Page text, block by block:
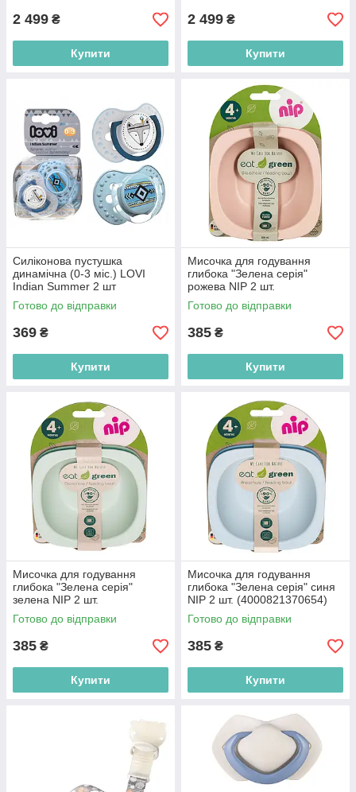
2 499 ₴
Купити
2 499 ₴
Купити
Силіконова пустушка
динамічна (0-3 міс.) LOVI
Indian Summer 2 шт
(5903407228556)
Готово до відправки
369 ₴
Купити
Мисочка для годування
глибока "Зелена серія"
рожева NIP 2 шт.
(4000821370654)
Готово до відправки
385 ₴
Купити
Мисочка для годування
глибока "Зелена серія"
зелена NIP 2 шт.
(4000821370654)
Готово до відправки
385 ₴
Купити
Мисочка для годування
глибока "Зелена серія" синя
NIP 2 шт. (4000821370654)
Готово до відправки
385 ₴
Купити